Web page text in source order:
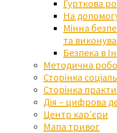
Гурткова
На
Мінна
та
Безпека в
Методична
Сторінка
Сторінка
Дія – цифрова
Центр кар’єри
Мапа тривог